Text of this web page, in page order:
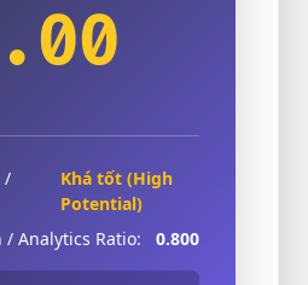
/
Khá tốt (High
Potential)
Analytics Ratio:
0.800